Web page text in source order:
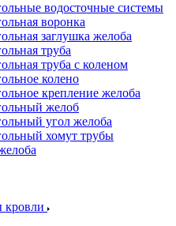
водосточные системы
воронка
заглушка желоба
труба
труба c коленом
колено
крепление желоба
желоб
угол желоба
хомут трубы
кровли